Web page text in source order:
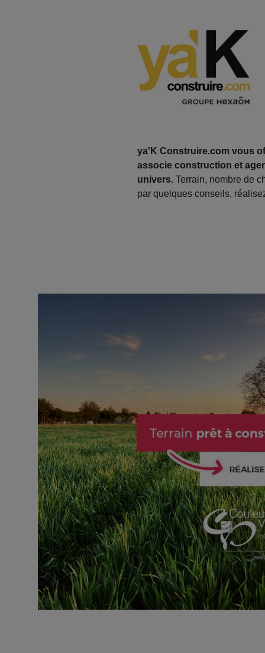
ya'K Construire.com vous
associe construction et
univers. Terrain, nombre de
par quelques conseils,